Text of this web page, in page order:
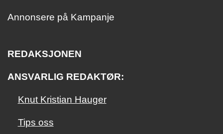
Annonsere på Kampanje
REDAKSJONEN
ANSVARLIG REDAKTØR:
Knut Kristian Hauger
Tips oss